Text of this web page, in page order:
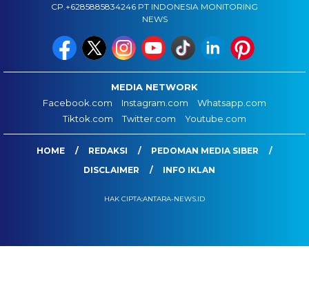
CP.+6285885834246 PT INDONESIA MONITORING
NEWS
MEDIA NETWORK
Facebook.com
Instagram.com
Whatsapp.com
Tiktok.com
Twitter.com Youtube.com
HOME REDAKSI
PEDOMAN MEDIA SIBER
DISCLAIMER
INFO IKLAN
HAK CIPTA:ANTARA-NEWS.ID